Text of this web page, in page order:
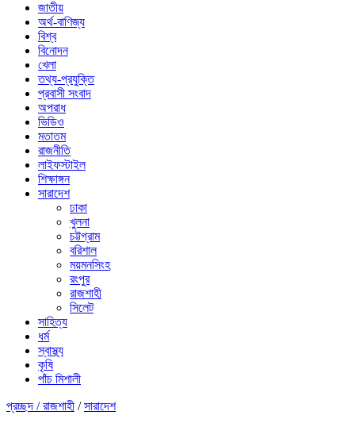
জাতীয়
অর্থ-বাণিজ্য
বিশ্ব
বিনোদন
খেলা
তথ্য-প্রযুক্তি
প্রবাসী সংবাদ
অপরাধ
ভিডিও
মতাতম
রাজনীতি
লাইফস্টাইল
শিক্ষাঙ্গন
সারাদেশ
ঢাকা
খুলনা
চট্টগ্রাম
বরিশাল
ময়মনসিংহ
রংপুর
রাজশাহী
সিলেট
সাহিত্য
ধর্ম
স্বাস্থ্য
কৃষি
পাঁচ মিশালী
প্রচ্ছদ /রাজশাহী /সারাদেশ